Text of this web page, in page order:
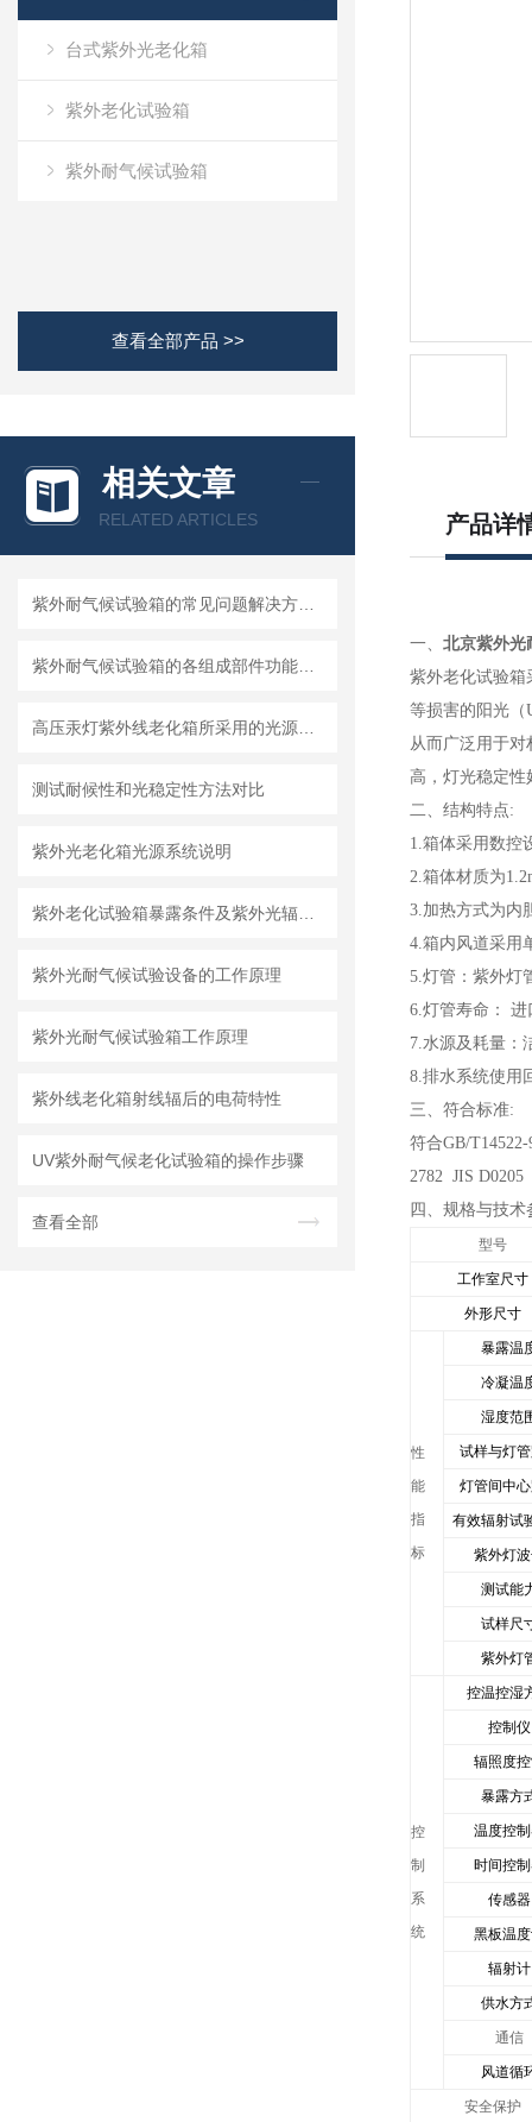
台式紫外光老化箱
紫外老化试验箱
紫外耐气候试验箱
查看全部产品 >>
相关文章
RELATED ARTICLES
测试耐候性和光稳定性方法对比
紫外光老化箱光源系统说明
紫外光耐气候试验设备的工作原理
紫外光耐气候试验箱工作原理
紫外线老化箱射线辐后的电荷特性
UV紫外耐气候老化试验箱的操作步骤
查看全部
产品详
一、 北京紫外光
紫外老化试验箱
等损害的阳光（
从而广泛用于
高，灯光稳定性
二、结构特点:
1.箱体采用数控
2.箱体材质为
3.加热方式为内
4.箱内风道采用
5.灯管：紫外灯
6.灯管寿命： 进
7.水源及耗量：
8.排水系统使用
三、符合标准:
符合GB/
2782 JIS D0205
四、 规格与技术
型号
工作室尺寸
外形尺寸
性
能
指
标
暴露温
冷凝温
湿度范
试样与灯
灯管间中
有效辐射试
紫外灯
测试能
试样尺
紫外灯
控
制
系
统
控温控湿
控制仪
辐照度
暴露方
温度控
时间控
传感器
黑板温
辐射计
供水方
通信
风道循
安全保护